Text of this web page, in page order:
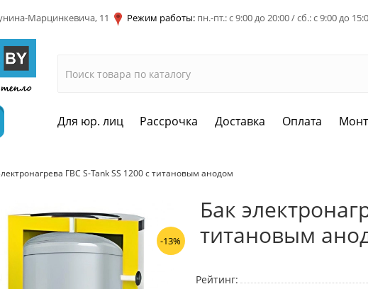
Марцинкевича, 11 Режим работы: пн.-пт.: с 9:00 до 20:00 / сб.: с 9:00 до
Для юр. лиц Рассрочка Доставка Оплата
ГВС S-Tank SS 1200 с титановым анодом
-13%
Бак
титановым
Рейтинг: